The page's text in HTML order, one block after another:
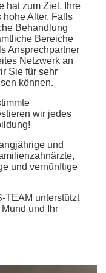
hat zum Ziel, Ihre
Alter. Falls
Behandlung
Bereiche
Ansprechpartner
Netzwerk an
Sie für sehr
können.
wir jedes
und
und vernünftige
TEAM unterstützt
Mund und Ihr